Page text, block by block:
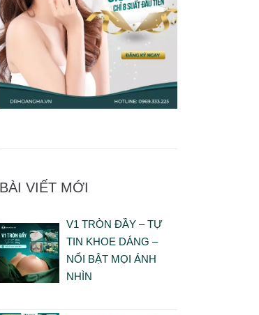
BÀI VIẾT MỚI
V1 TRÒN ĐẦY – TỰ
TIN KHOE DÁNG –
NỔI BẬT MỌI ÁNH
NHÌN